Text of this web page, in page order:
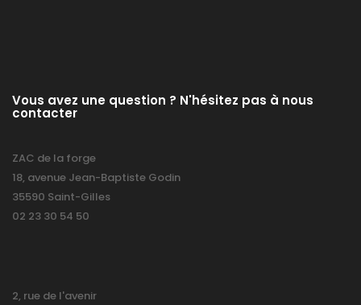
Vous avez une question ? N'hésitez pas à nous
contacter
ZAC de la forge
18, avenue Jean-Baptiste Godin
35590 Saint-Gilles
02 23 30 54 50
2, rue de l'avenir